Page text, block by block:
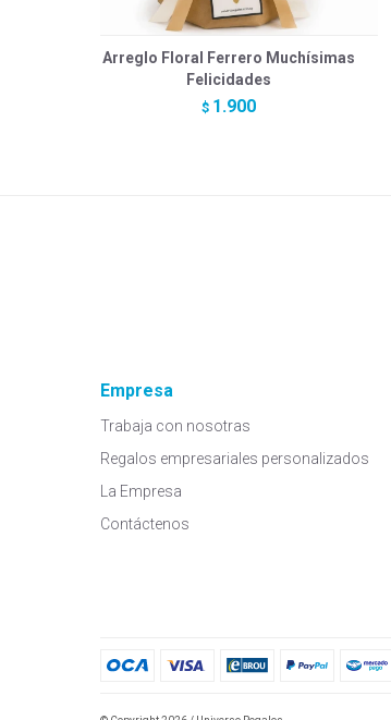
Arreglo Floral Ferrero Muchísimas
Felicidades
$ 1.900
Empresa
Trabaja con nosotras
Regalos empresariales personalizados
La Empresa
Contáctenos